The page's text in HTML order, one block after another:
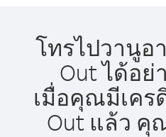
โทรไปวานูอ
Out ได้อย่
เมื่อคุณมีเคร
Out แล้ว คุ